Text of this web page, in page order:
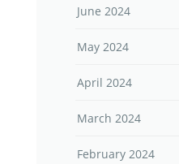
June 2024
May 2024
April 2024
March 2024
February 2024